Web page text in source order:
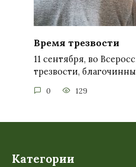
Время трезвости
11 сентября, во
трезвости,
0 129
Категории